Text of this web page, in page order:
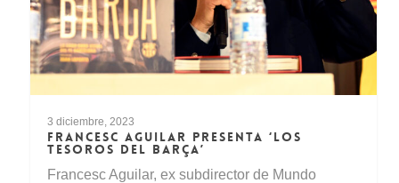
3 diciembre, 2023
FRANCESC AGUILAR PRESENTA ‘LOS
TESOROS DEL BARÇA’
Francesc Aguilar, ex subdirector de Mundo